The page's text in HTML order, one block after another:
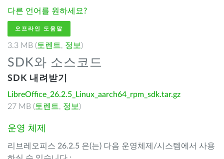
다른 언어를 원하세요?
오프라인 도움말
3.3 MB ( 토렌트, 정보 )
SDK와 소스코드
SDK 내려받기
LibreOffice_26.2.5_Linux_aarch64_rpm_sdk.tar.gz
27 MB ( 토렌트, 정보 )
운영 체제
리브레오피스 26.2.5 은(는) 다음 운영체제/시스템에서 사용